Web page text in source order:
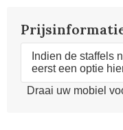
Indien de staffels
eerst een optie
Draai uw mobiel